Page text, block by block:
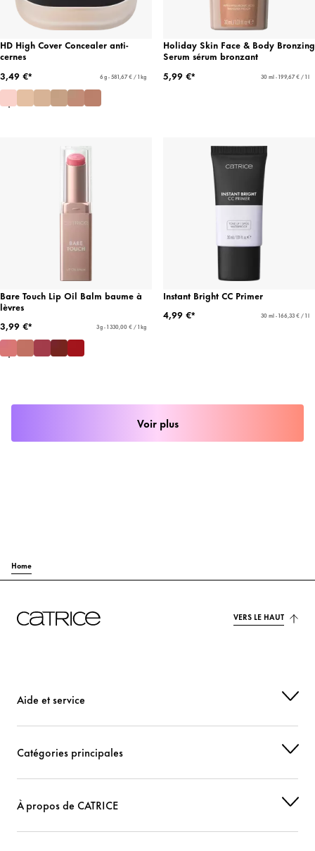
HD High Cover Concealer anti-
cernes
3,49 €*
6 g - 581,67 € / 1 kg
Holiday Skin Face & Body Bronzing
Serum sérum bronzant
5,99 €*
30 ml - 199,67 € / 1 l
Bare Touch Lip Oil Balm baume à
lèvres
3,99 €*
3 g - 1 330,00 € / 1 kg
Instant Bright CC Primer
4,99 €*
30 ml - 166,33 € / 1 l
Voir plus
Home
VERS LE HAUT
Aide et service
Catégories principales
À propos de CATRICE